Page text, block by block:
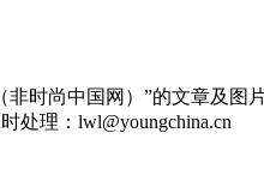
时尚中国网）”的文章及
处理：lwl@youngchina.cn